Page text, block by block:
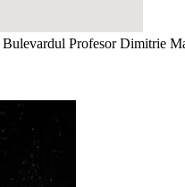
Bulevardul Profesor Dimitrie